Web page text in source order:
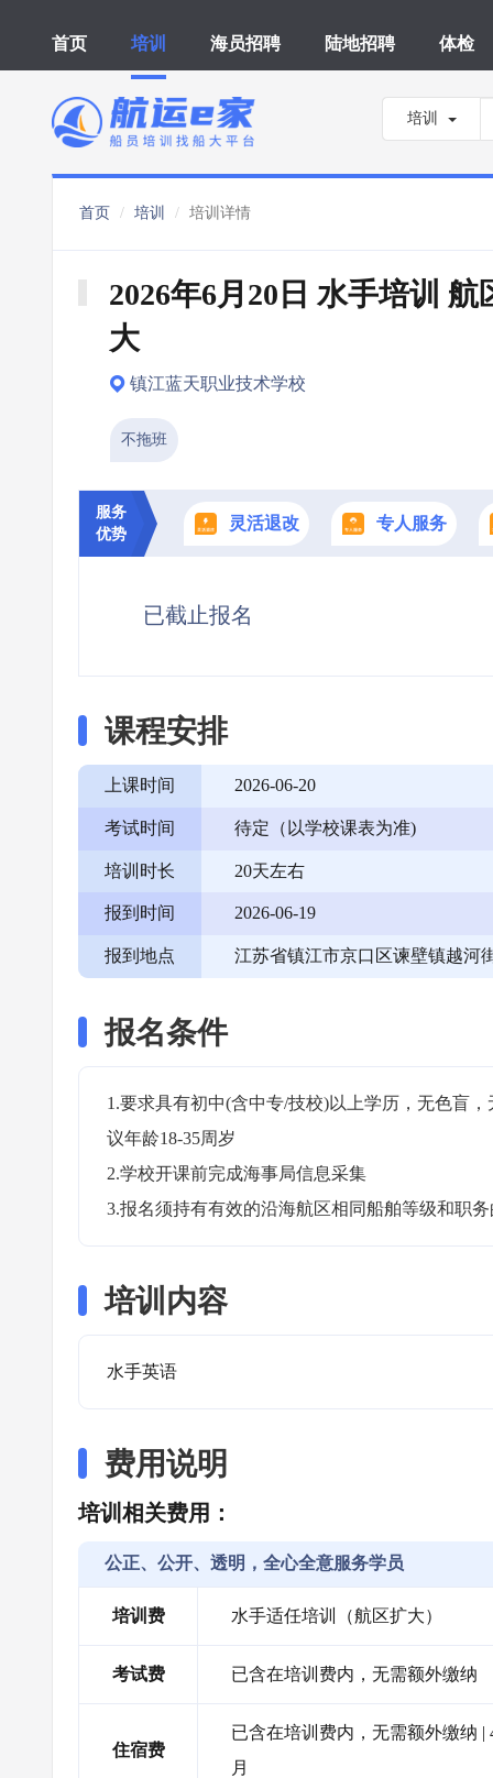
首页 培训 海员招聘 陆地招聘 体检
培训
首页 培训 培训详情
2026年6月20日 水手培训 航
大
镇江蓝天职业技术学校
不拖班
服务
优势
灵活退改 专人服务
已截止报名
课程安排
上课时间 2026-06-20
考试时间 待定（以学校课表为准)
培训时长 20天左右
报到时间 2026-06-19
报到地点 江苏省镇江市京口区谏壁镇越河
报名条件
1.要求具有初中(含中专/技校)以上学历，无色盲
议年龄18-35周岁
2.学校开课前完成海事局信息采集
3.报名须持有有效的沿海航区相同船舶等级和职
培训内容
水手英语
费用说明
培训相关费用：
公正、公开、透明，全心全意服务学员
培训费 水手适任培训（航区扩大）
考试费 已含在培训费内，无需额外缴纳
住宿费
已含在培训费内，无需额外缴纳
月